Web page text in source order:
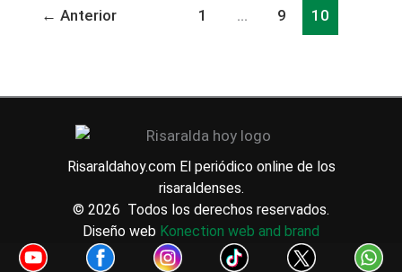
← Anterior 1 … 9 10
Risaraldahoy.com El periódico online de los
risaraldenses.
© 2026 Todos los derechos reservados.
Diseño web Konection web and brand